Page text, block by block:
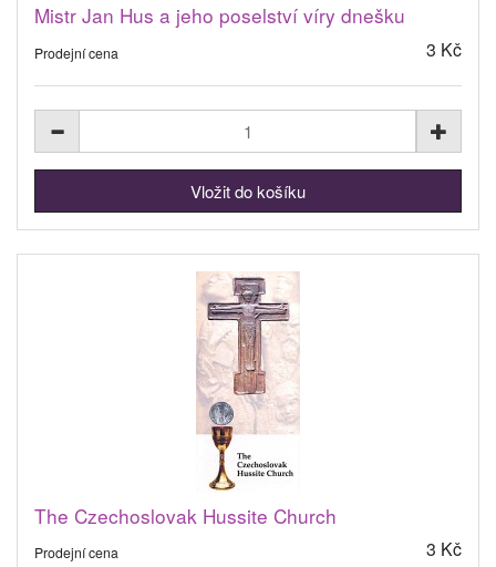
Mistr Jan Hus a jeho poselství víry dnešku
Prodejní cena 3 Kč
The Czechoslovak Hussite Church
Prodejní cena 3 Kč